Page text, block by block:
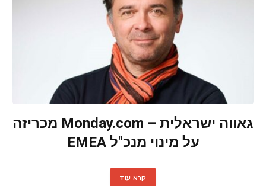
גאווה ישראלית – Monday.com מכריזה
על מינוי מנכ"ל EMEA
קרא עוד